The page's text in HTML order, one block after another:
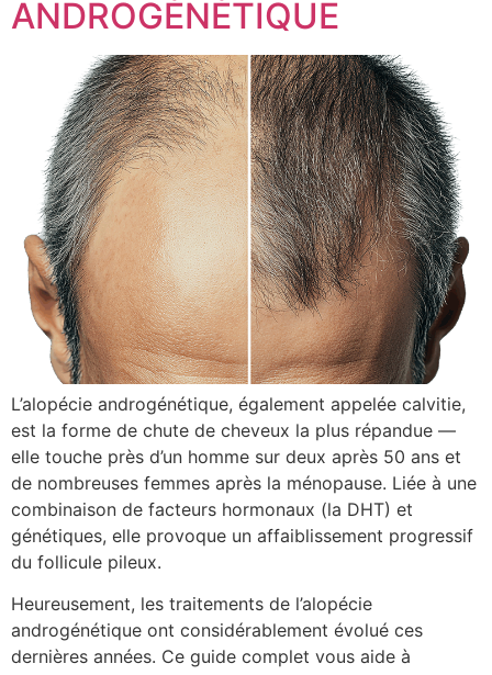
ANDROGÉNÉTIQUE
L’alopécie androgénétique, également appelée calvitie,
est la forme de chute de cheveux la plus répandue —
elle touche près d’un homme sur deux après 50 ans et
de nombreuses femmes après la ménopause. Liée à une
combinaison de facteurs hormonaux (la DHT) et
génétiques, elle provoque un affaiblissement progressif
du follicule pileux.
Heureusement, les traitements de l’alopécie
androgénétique ont considérablement évolué ces
dernières années. Ce guide complet vous aide à